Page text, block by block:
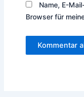
Name, E-
Browser für